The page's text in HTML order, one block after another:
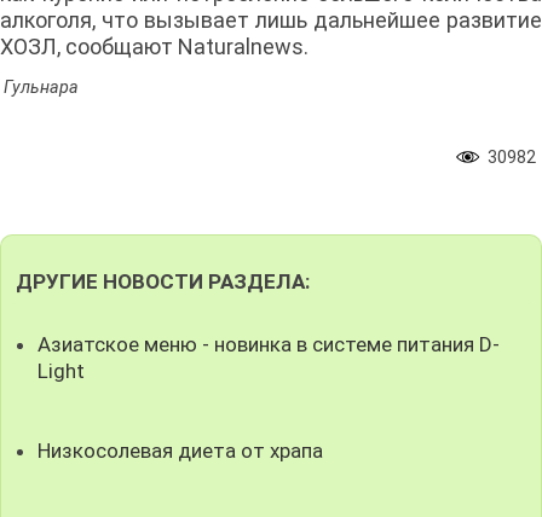
алкоголя, что вызывает лишь дальнейшее развитие
ХОЗЛ, сообщают Naturalnews.
Гульнара
30982
ДРУГИЕ НОВОСТИ РАЗДЕЛА:
Азиатское меню - новинка в системе питания D-
Light
Низкосолевая диета от храпа